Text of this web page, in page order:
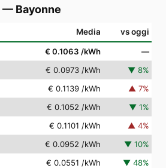
— Bayonne
Media vs oggi
€ 0.1063 /kWh
—
€ 0.0973 /kWh ▼ 8%
€ 0.1139 /kWh ▲ 7%
€ 0.1052 /kWh ▼ 1%
€ 0.1101 /kWh ▲ 4%
€ 0.0952 /kWh ▼ 10%
€ 0.0551 /kWh ▼ 48%